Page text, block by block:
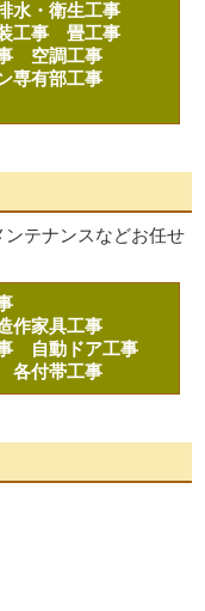
水・衛生工事
工事畳工事
空調工事
専有部工事
テナンスなどお任せ
作家具工事
自動ドア工事
各付帯工事